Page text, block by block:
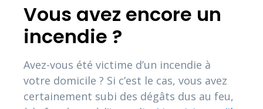
Vous avez encore un
incendie ?
Avez-vous été victime d’un incendie à
votre domicile ? Si c’est le cas, vous avez
certainement subi des dégâts dus au feu,